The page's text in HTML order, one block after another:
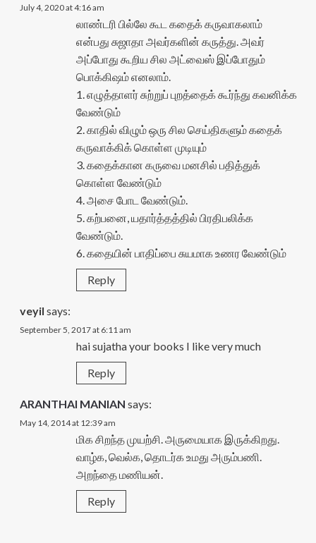
July 4, 2020 at 4:16 am
லாண்டரி பில்லே கூட கதைக் கருவாகலாம்
என்பது சுஜாதா அவர்களின் கருத்து. அவர்
அப்போது கூறிய சில அட்வைஸ் இப்போதும்
பொக்கிஷம் எனலாம்.
1. எழுத்தாளர் சுற்றுப் புறத்தைக் கூர்ந்து கவனிக்க
வேண்டும்
2. காதில் விழும் ஒரு சில செய்திகளும் கதைக்
கருவாக்கிக் கொள்ள முடியும்
3. கதைக்கான கருவை மனசில் பதித்துக்
கொள்ள வேண்டும்
4. அசை போட வேண்டும்.
5. கற்பனை, யதார்த்தத்தில் பிரதிபலிக்க
வேண்டும்.
6. கதையின் பாதிப்பை சுயமாக உணர வேண்டும்
Reply
veyil says:
September 5, 2017 at 6:11 am
hai sujatha your books I like very much
Reply
ARANTHAI MANIAN says:
May 14, 2014 at 12:39 am
மிக சிறந்த முயற்சி. அருமையாக இருக்கிறது.
வாழ்க, வெல்க, தொடர்க உமது அரும்பணி.
அறந்தை மணியன்.
Reply